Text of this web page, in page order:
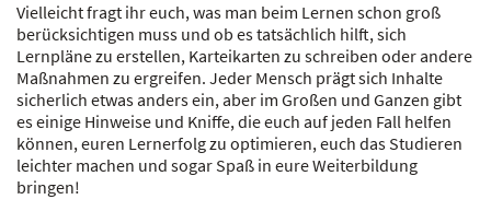
Vielleicht fragt ihr euch, was man beim Lernen schon groß
berücksichtigen muss und ob es tatsächlich hilft, sich
Lernpläne zu erstellen, Karteikarten zu schreiben oder andere
Maßnahmen zu ergreifen. Jeder Mensch prägt sich Inhalte
sicherlich etwas anders ein, aber im Großen und Ganzen gibt
es einige Hinweise und Kniffe, die euch auf jeden Fall helfen
können, euren Lernerfolg zu optimieren, euch das Studieren
leichter machen und sogar Spaß in eure Weiterbildung
bringen!